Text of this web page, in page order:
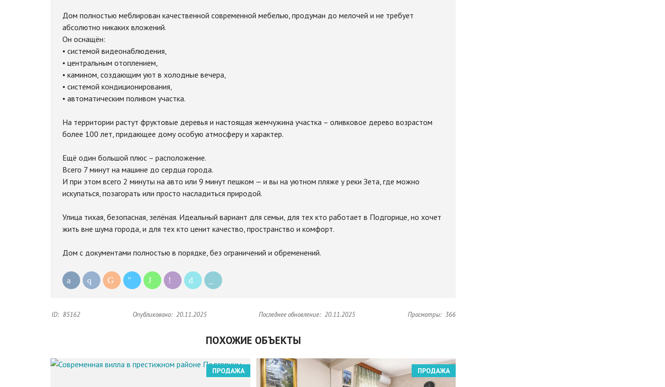
Дом полностью меблирован качественной современной мебелью, продуман до мелочей и не требует
абсолютно никаких вложений.
Он оснащён:
• системой видеонаблюдения,
• центральным отоплением,
• камином, создающим уют в холодные вечера,
• системой кондиционирования,
• автоматическим поливом участка.
На территории растут фруктовые деревья и настоящая жемчужина участка – оливковое дерево возрастом
более 100 лет, придающее дому особую атмосферу и характер.
Ещё один большой плюс – расположение.
Всего 7 минут на машине до сердца города.
И при этом всего 2 минуты на авто или 9 минут пешком — и вы на уютном пляже у реки Зета, где можно
искупаться, позагорать или просто насладиться природой.
Улица тихая, безопасная, зелёная. Идеальный вариант для семьи, для тех кто работает в Подгорице, но хочет
жить вне шума города, и для тех кто ценит качество, пространство и комфорт.
Дом с документами полностью в порядке, без ограничений и обременений.
ID: 85162 Опубликовано: 20.11.2025 Последнее обновление: 20.11.2025 Просмотры: 366
ПОХОЖИЕ ОБЪЕКТЫ
ПРОДАЖА ПРОДАЖА